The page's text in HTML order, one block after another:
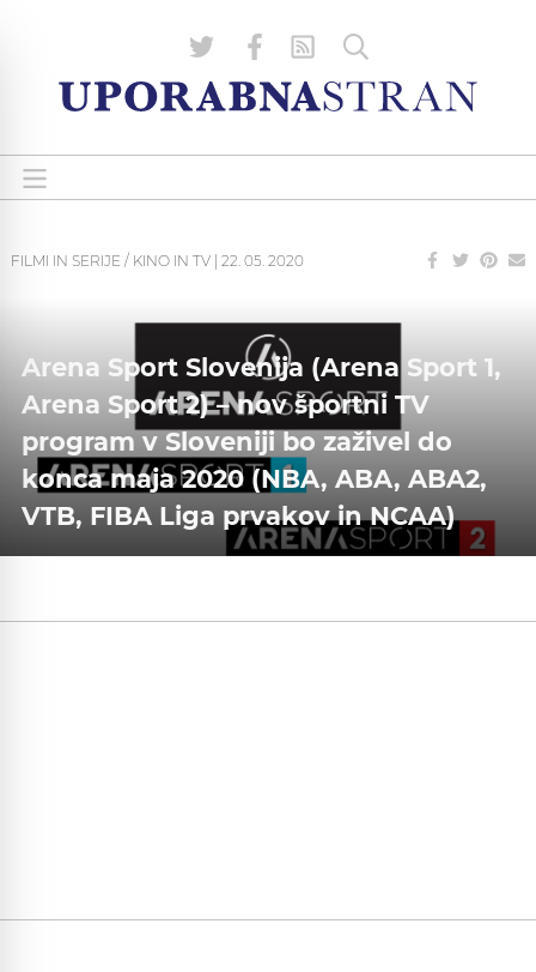
FILMI IN SERIJE / KINO IN TV 22. 05. 2020
Arena Sport Slovenija (Arena Sport 1,
Arena Sport 2) – nov športni TV
program v Sloveniji bo zaživel do
konca maja 2020 (NBA, ABA, ABA2,
VTB, FIBA Liga prvakov in NCAA)